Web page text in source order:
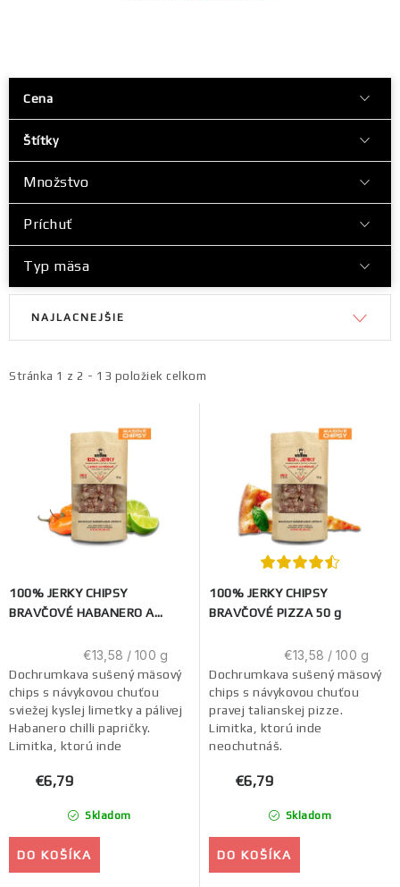
Ochrana osobných údajov
Cena
Štítky
Množstvo
Príchuť
Typ mäsa
i
o
Stránka 1 z 2 - 13 položiek celkom
e
k
v
NAJLACNEJŠIE
100% JERKY CHIPSY
BRAVČOVÉ HABANERO A
Skladom
€6,79
Jednotková
cena:
€13,58 / 100 g
DO KOŠÍKA
Dochrumkava sušený mäsový
chips s návykovou chuťou
sviežej kyslej limetky a pálivej
Habanero chilli papričky.
Limitka, ktorú inde
100% JERKY CHIPSY
BRAVČOVÉ PIZZA 50 g
Skladom
€6,79
Jednotková
cena:
€13,58 / 100 g
DO KOŠÍKA
Dochrumkava sušený mäsový
chips s návykovou chuťou
pravej talianskej pizze.
Limitka, ktorú inde
neochutnáš.